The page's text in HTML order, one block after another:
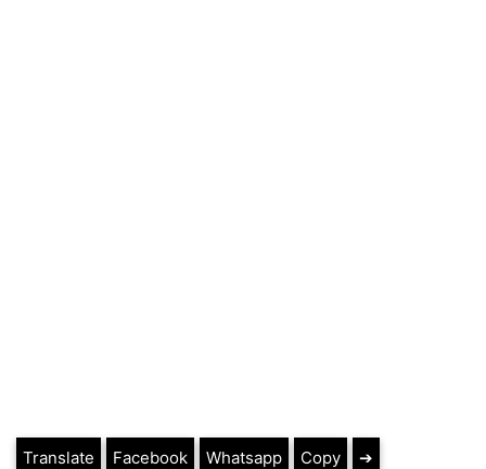
Translate Facebook Whatsapp Copy ➔